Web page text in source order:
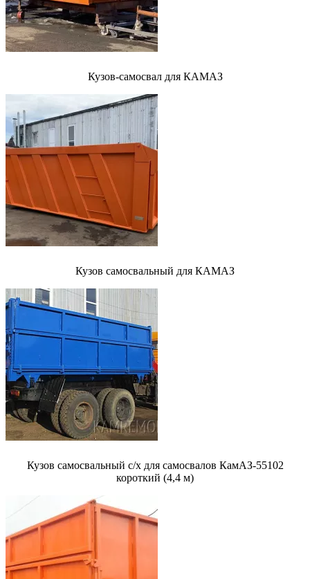
Кузов-самосвал для КАМАЗ
Кузов самосвальный для КАМАЗ
Кузов самосвальный с/х для самосвалов КамАЗ-55102
короткий (4,4 м)